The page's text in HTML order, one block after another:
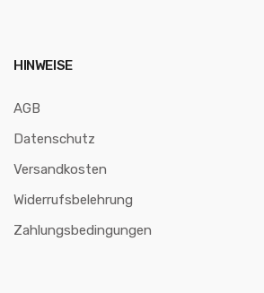
HINWEISE
AGB
Datenschutz
Versandkosten
Widerrufsbelehrung
Zahlungsbedingungen